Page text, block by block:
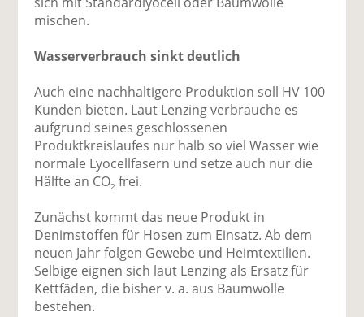
mischen.
Wasserverbrauch sinkt deutlich
Auch eine nachhaltigere Produktion soll HV 100
Kunden bieten. Laut Lenzing verbrauche es
aufgrund seines geschlossenen
Produktkreislaufes nur halb so viel Wasser wie
normale Lyocellfasern und setze auch nur die
Hälfte an CO2 frei.
Zunächst kommt das neue Produkt in
Denimstoffen für Hosen zum Einsatz. Ab dem
neuen Jahr folgen Gewebe und Heimtextilien.
Selbige eignen sich laut Lenzing als Ersatz für
Kettfäden, die bisher v. a. aus Baumwolle
bestehen.